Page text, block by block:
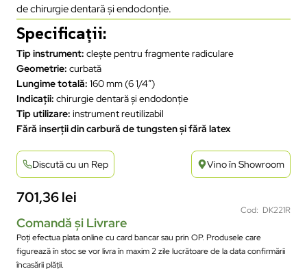
de chirurgie dentară și endodonție.
Specificații:
Tip instrument: clește pentru fragmente radiculare
Geometrie: curbată
Lungime totală: 160 mm (6 1/4″)
Indicații: chirurgie dentară și endodonție
Tip utilizare: instrument reutilizabil
Fără inserții din carbură de tungsten și fără latex
Discută cu un Rep Vino în Showroom
701,36lei
Cod: DK221R
Comandă și Livrare
Poți efectua plata online cu card bancar sau prin OP. Produsele care
figurează în stoc se vor livra în maxim 2 zile lucrătoare de la data confirmării
încasării plății.